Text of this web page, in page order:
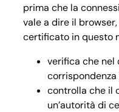
prima che la
vale a dire il
certificato in questo
verifica che
corrispondenza
controlla che il
un’autorità di